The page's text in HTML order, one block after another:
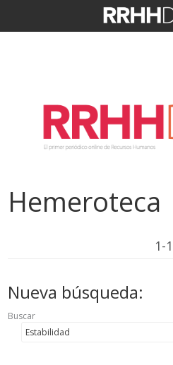
Hemeroteca
1-
Nueva búsqueda:
Buscar